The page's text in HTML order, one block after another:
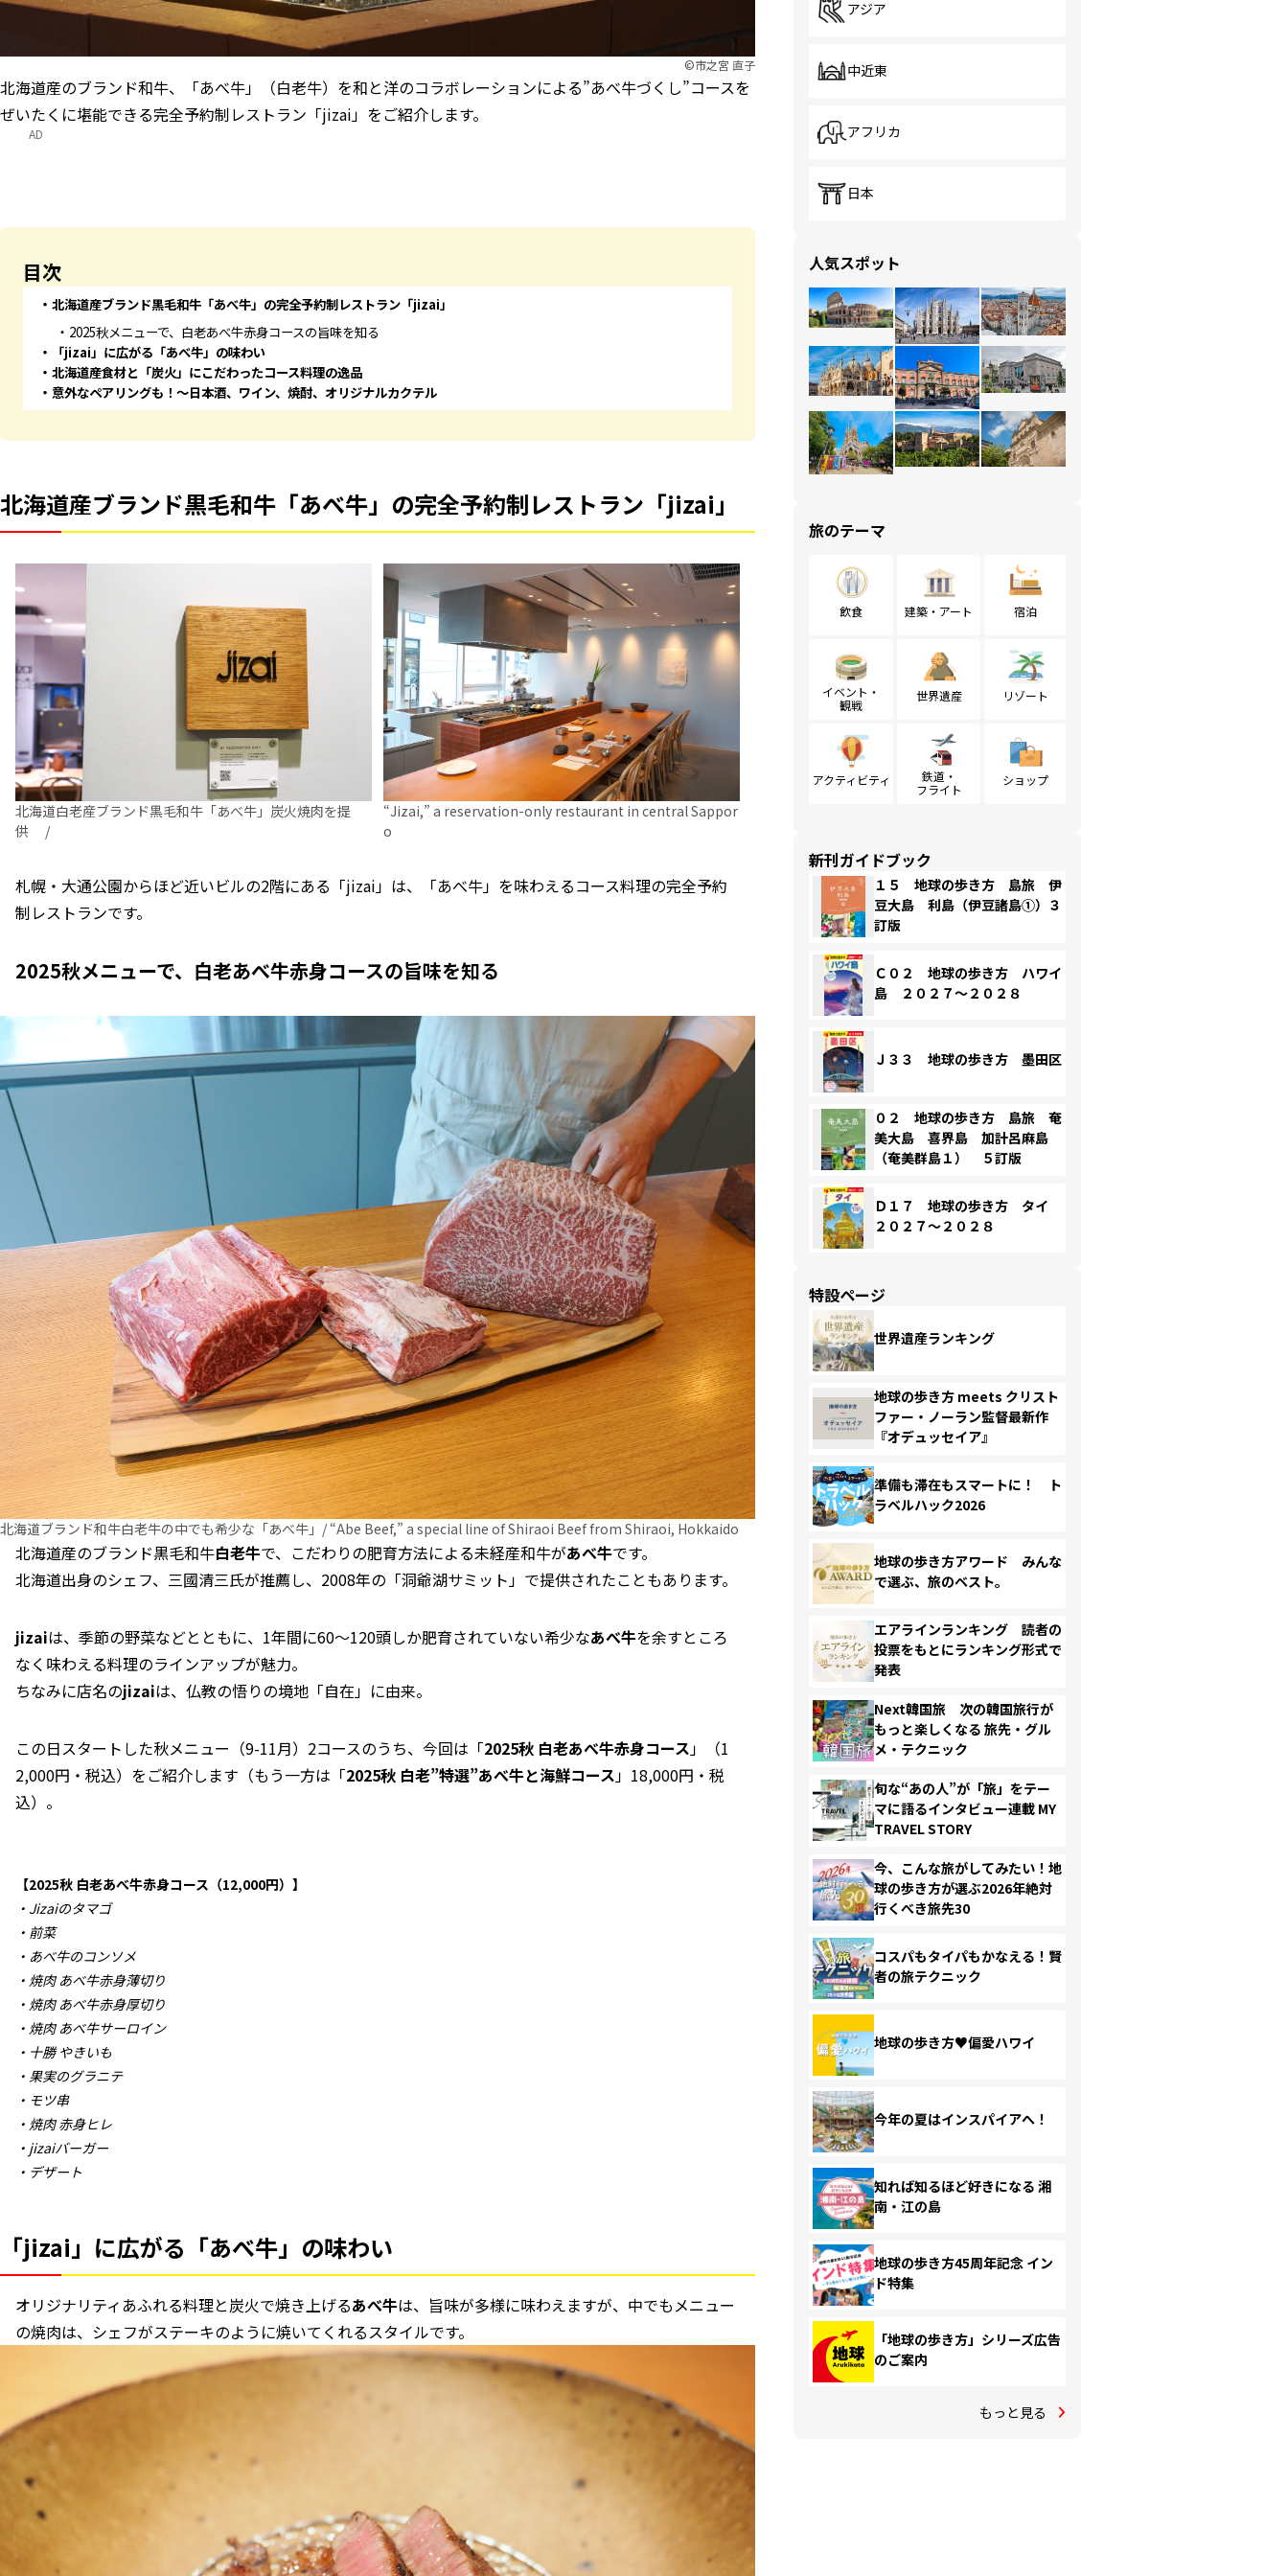
©市之宮 直子
北海道産のブランド和牛、「あべ牛」（白老牛）を和と洋のコラボレーションによる”あべ牛づくし”コースを
ぜいたくに堪能できる完全予約制レストラン「jizai」をご紹介します。
AD
目次
北海道産ブランド黒毛和牛「あべ牛」の完全予約制レストラン「jizai」
2025秋メニューで、白老あべ牛赤身コースの旨味を知る
「jizai」に広がる「あべ牛」の味わい
北海道産食材と「炭火」にこだわったコース料理の逸品
意外なペアリングも！～日本酒、ワイン、焼酎、オリジナルカクテル
北海道産ブランド黒毛和牛「あべ牛」の完全予約制レストラン「jizai」
北海道白老産ブランド黒毛和牛「あべ牛」炭火焼肉を提
供 /
“Jizai,” a reservation-only restaurant in central Sappor
o
札幌・大通公園からほど近いビルの2階にある「jizai」は、「あべ牛」を味わえるコース料理の完全予約
制レストランです。
2025秋メニューで、白老あべ牛赤身コースの旨味を知る
北海道ブランド和牛白老牛の中でも希少な「あべ牛」/ “Abe Beef,” a special line of Shiraoi Beef from Shiraoi, Hokkaido
北海道産のブランド黒毛和牛白老牛で、こだわりの肥育方法による未経産和牛があべ牛です。
北海道出身のシェフ、三國清三氏が推薦し、2008年の「洞爺湖サミット」で提供されたこともあります。
jizaiは、季節の野菜などとともに、1年間に60～120頭しか肥育されていない希少なあべ牛を余すところ
なく味わえる料理のラインアップが魅力。
ちなみに店名のjizaiは、仏教の悟りの境地「自在」に由来。
この日スタートした秋メニュー（9-11月）2コースのうち、今回は「2025秋 白老あべ牛赤身コース」（1
2,000円・税込）をご紹介します（もう一方は「2025秋 白老”特選”あべ牛と海鮮コース」18,000円・税
込）。
【2025秋 白老あべ牛赤身コース（12,000円）】
・Jizaiのタマゴ
・前菜
・あべ牛のコンソメ
・焼肉 あべ牛赤身薄切り
・焼肉 あべ牛赤身厚切り
・焼肉 あべ牛サーロイン
・十勝 やきいも
・果実のグラニテ
・モツ串
・焼肉 赤身ヒレ
・jizaiバーガー
・デザート
「jizai」に広がる「あべ牛」の味わい
オリジナリティあふれる料理と炭火で焼き上げるあべ牛は、旨味が多様に味わえますが、中でもメニュー
の焼肉は、シェフがステーキのように焼いてくれるスタイルです。
アジア
中近東
アフリカ
日本
人気スポット
旅のテーマ
飲食 建築・アート 宿泊
イベント・
観戦
世界遺産 リゾート
アクティビティ
鉄道・
フライト
ショップ
新刊ガイドブック
１５ 地球の歩き方 島旅 伊
豆大島 利島（伊豆諸島①）３
訂版
Ｃ０２ 地球の歩き方 ハワイ
島 ２０２７～２０２８
Ｊ３３ 地球の歩き方 墨田区
０２ 地球の歩き方 島旅 奄
美大島 喜界島 加計呂麻島
（奄美群島１） ５訂版
Ｄ１７ 地球の歩き方 タイ
２０２７～２０２８
特設ページ
世界遺産ランキング
地球の歩き方 meets クリスト
ファー・ノーラン監督最新作
『オデュッセイア』
準備も滞在もスマートに！ ト
ラベルハック2026
地球の歩き方アワード みんな
で選ぶ、旅のベスト。
エアラインランキング 読者の
投票をもとにランキング形式で
発表
Next韓国旅 次の韓国旅行が
もっと楽しくなる 旅先・グル
メ・テクニック
旬な“あの人”が「旅」をテー
マに語るインタビュー連載 MY
TRAVEL STORY
今、こんな旅がしてみたい！地
球の歩き方が選ぶ2026年絶対
行くべき旅先30
コスパもタイパもかなえる！賢
者の旅テクニック
地球の歩き方♥偏愛ハワイ
今年の夏はインスパイアへ！
知れば知るほど好きになる 湘
南・江の島
地球の歩き方45周年記念 イン
ド特集
「地球の歩き方」シリーズ広告
のご案内
もっと見る